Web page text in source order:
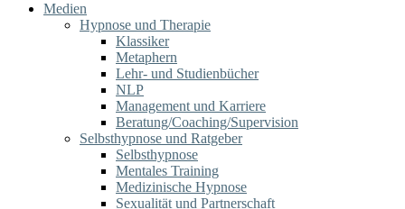
Medien
Hypnose und Therapie
Klassiker
Metaphern
Lehr- und Studienbücher
NLP
Management und Karriere
Beratung/Coaching/Supervision
Selbsthypnose und Ratgeber
Selbsthypnose
Mentales Training
Medizinische Hypnose
Sexualität und Partnerschaft